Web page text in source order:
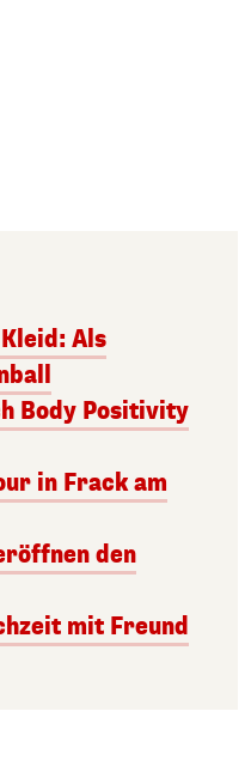
Als
Body Positivity
in Frack am
den
mit Freund